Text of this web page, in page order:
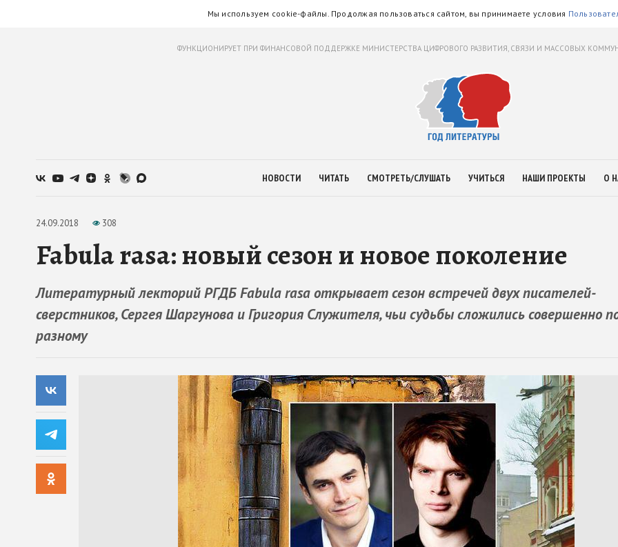
Мы используем cookie-файлы. Продолжая пользоваться сайтом, вы принимаете условия
ФУНКЦИОНИРУЕТ ПРИ ФИНАНСОВОЙ ПОДДЕРЖКЕ МИНИСТЕРСТВА ЦИФРОВОГО РАЗВИТИЯ, СВЯЗИ И МАССОВЫХ
НОВОСТИ ЧИТАТЬ СМОТРЕТЬ/СЛУШАТЬ УЧИТЬСЯ НАШИ ПРОЕКТЫ О
24.09.2018 308
Fabula rasa: новый сезон и новое поколение
Литературный лекторий РГДБ Fabula rasa открывает сезон встречей двух писателей-
сверстников, Сергея Шаргунова и Григория Служителя, чьи судьбы сложились совершенно
разному